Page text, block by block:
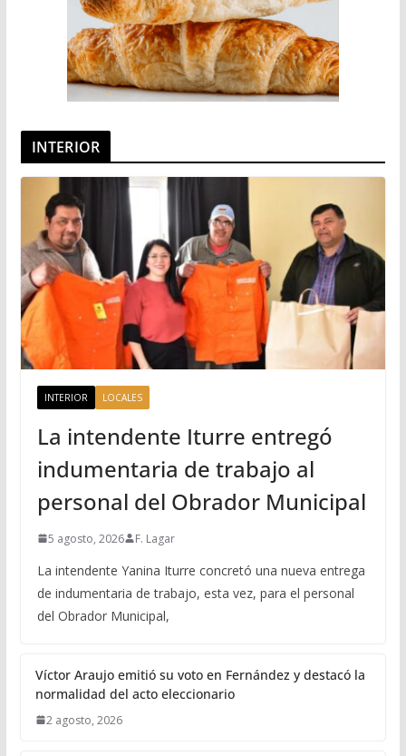
INTERIOR
INTERIOR LOCALES
La intendente Iturre entregó
indumentaria de trabajo al
personal del Obrador Municipal
5 agosto, 2026 F. Lagar
La intendente Yanina Iturre concretó una nueva entrega
de indumentaria de trabajo, esta vez, para el personal
del Obrador Municipal,
Víctor Araujo emitió su voto en Fernández y destacó la
normalidad del acto eleccionario
2 agosto, 2026